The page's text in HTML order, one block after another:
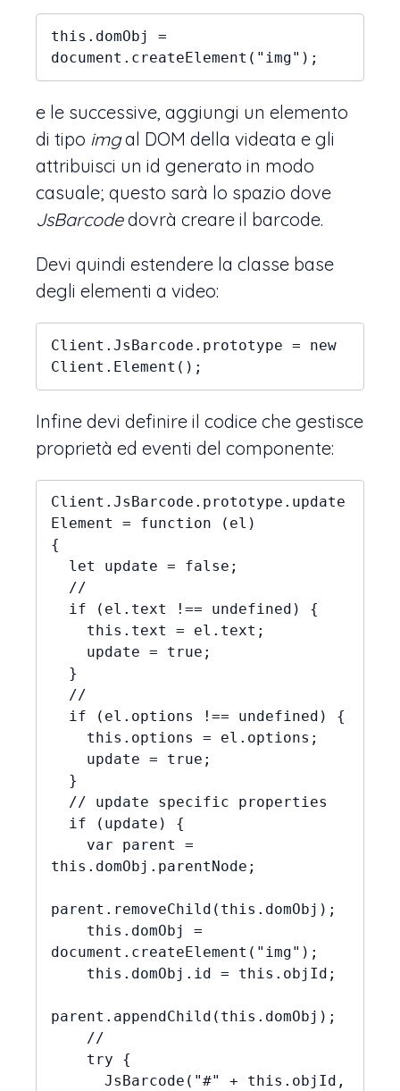
this.domObj =
document.createElement("img");
e le successive, aggiungi un elemento
di tipo imgal DOM della videata e gli
attribuisci un id generato in modo
casuale; questo sarà lo spazio dove
JsBarcodedovrà creare il barcode.
Devi quindi estendere la classe base
degli elementi a video:
Client.JsBarcode.prototype = new
Client.Element();
Infine devi definire il codice che gestisce
proprietà ed eventi del componente:
Client.JsBarcode.prototype.update
Element = function (el)
{
let update = false;
//
if (el.text !== undefined) {
this.text = el.text;
update = true;
}
//
if (el.options !== undefined) {
this.options = el.options;
update = true;
}
// update specific properties
if (update) {
var parent =
this.domObj.parentNode;
parent.removeChild(this.domObj);
this.domObj =
document.createElement("img");
this.domObj.id = this.objId;
parent.appendChild(this.domObj);
//
try {
JsBarcode("#" + this.objId,